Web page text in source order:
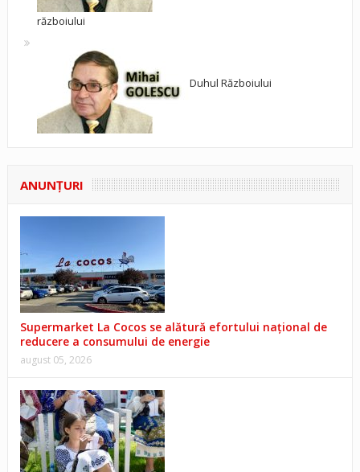
războiului
Duhul Războiului
ANUNŢURI
Supermarket La Cocos se alătură efortului național de
reducere a consumului de energie
august 05, 2026